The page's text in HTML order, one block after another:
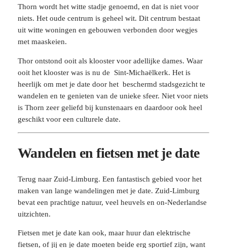
Thorn wordt het witte stadje genoemd, en dat is niet voor
niets. Het oude centrum is geheel wit. Dit centrum bestaat
uit witte woningen en gebouwen verbonden door wegjes
met maaskeien.
Thor ontstond ooit als klooster voor adellijke dames. Waar
ooit het klooster was is nu de Sint-Michaëlkerk. Het is
heerlijk om met je date door het beschermd stadsgezicht te
wandelen en te genieten van de unieke sfeer. Niet voor niets
is Thorn zeer geliefd bij kunstenaars en daardoor ook heel
geschikt voor een culturele date.
Wandelen en fietsen met je date
Terug naar Zuid-Limburg. Een fantastisch gebied voor het
maken van lange wandelingen met je date. Zuid-Limburg
bevat een prachtige natuur, veel heuvels en on-Nederlandse
uitzichten.
Fietsen met je date kan ook, maar huur dan elektrische
fietsen, of jij en je date moeten beide erg sportief zijn, want